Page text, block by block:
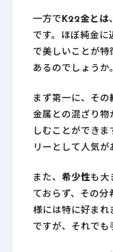
一方で K22金とは
です。ほぼ純金
で美しいことが
あるのでしょうか
まず第一に、その
金属との混ざり物
しむことができ
リーとして人気が
また、 希少性も大
ておらず、その
様には特に好まれ
ですが、それでも